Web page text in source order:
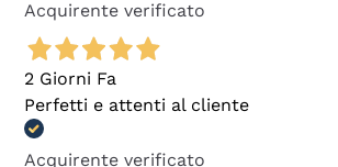
Acquirente verificato
2 Giorni Fa
Perfetti e attenti al cliente
Acquirente verificato